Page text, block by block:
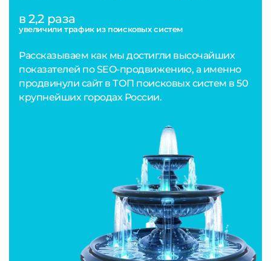
в 2,2 раза
увеличили трафик из поисковых систем
Рассказываем как мы достигли высочайших
показателей по SEO-продвижению, а именно
продвинули сайт в ТОП поисковых систем в 50
крупнейших городах России.